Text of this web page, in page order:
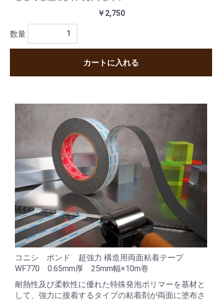
￥2,750
数量
カートに入れる
コニシ ボンド 超強力 構造用両面粘着テープ
WF770 0.65mm厚 25mm幅×10m巻
耐熱性及び柔軟性に優れた特殊発泡ポリマーを基材と
して、強力に接着するタイプの粘着剤が両面に塗布さ